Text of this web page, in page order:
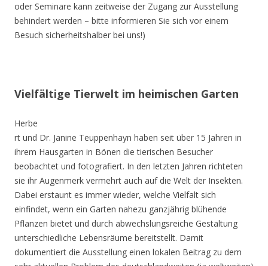
oder Seminare kann zeitweise der Zugang zur Ausstellung
behindert werden – bitte informieren Sie sich vor einem
Besuch sicherheitshalber bei uns!)
Vielfältige Tierwelt im heimischen Garten
Herbe
rt und Dr. Janine Teuppenhayn haben seit über 15 Jahren in
ihrem Hausgarten in Bönen die tierischen Besucher
beobachtet und fotografiert. In den letzten Jahren richteten
sie ihr Augenmerk vermehrt auch auf die Welt der Insekten.
Dabei erstaunt es immer wieder, welche Vielfalt sich
einfindet, wenn ein Garten nahezu ganzjährig blühende
Pflanzen bietet und durch abwechslungsreiche Gestaltung
unterschiedliche Lebensräume bereitstellt. Damit
dokumentiert die Ausstellung einen lokalen Beitrag zu dem